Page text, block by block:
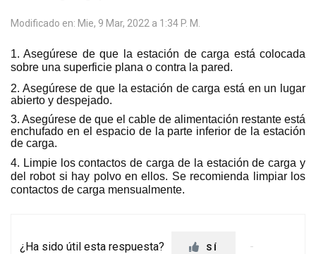
Modificado en: Mie, 9 Mar, 2022 a 1:34 P. M.
1. Asegúrese de que la estación de carga está colocada
sobre una superficie plana o contra la pared.
2. Asegúrese de que la estación de carga está en un lugar
abierto y despejado.
3. Asegúrese de que el cable de alimentación restante está
enchufado en el espacio de la parte inferior de la estación
de carga.
4. Limpie los contactos de carga de la estación de carga y
del robot si hay polvo en ellos. Se recomienda limpiar los
contactos de carga mensualmente.
¿Ha sido útil esta respuesta? SÍ